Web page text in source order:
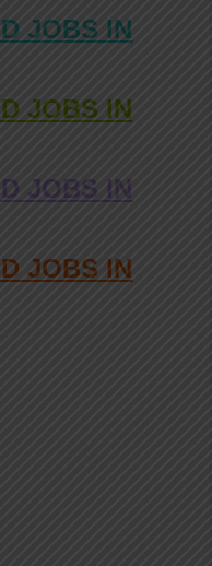
JOBS IN
JOBS IN
JOBS IN
JOBS IN